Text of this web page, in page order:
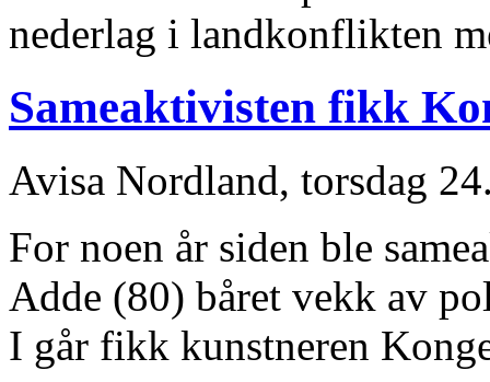
nederlag i landkonflikten
Sameaktivisten fikk
Avisa Nordland, torsdag
For noen år siden ble
Adde (80) båret vekk av
I går fikk kunstneren